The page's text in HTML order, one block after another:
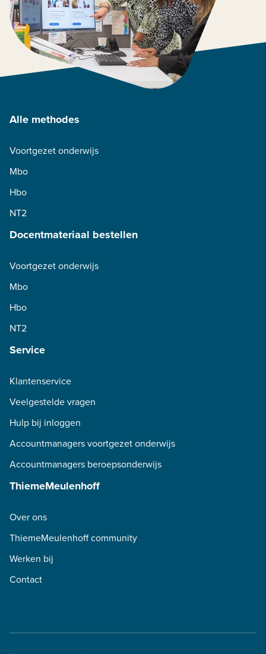
Alle methodes
Voortgezet onderwijs
Mbo
Hbo
NT2
Docentmateriaal bestellen
Voortgezet onderwijs
Mbo
Hbo
NT2
Service
Klantenservice
Veelgestelde vragen
Hulp bij inloggen
Accountmanagers voortgezet onderwijs
Accountmanagers beroepsonderwijs
ThiemeMeulenhoff
Over ons
ThiemeMeulenhoff community
Werken bij
Contact